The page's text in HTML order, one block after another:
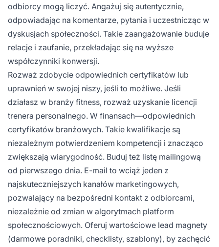
odbiorcy mogą liczyć. Angażuj się autentycznie,
odpowiadając na komentarze, pytania i uczestnicząc w
dyskusjach społeczności. Takie zaangażowanie buduje
relacje i zaufanie, przekładając się na wyższe
współczynniki konwersji.
Rozważ zdobycie odpowiednich certyfikatów lub
uprawnień w swojej niszy, jeśli to możliwe. Jeśli
działasz w branży fitness, rozważ uzyskanie licencji
trenera personalnego. W finansach—odpowiednich
certyfikatów branżowych. Takie kwalifikacje są
niezależnym potwierdzeniem kompetencji i znacząco
zwiększają wiarygodność. Buduj też listę mailingową
od pierwszego dnia. E-mail to wciąż jeden z
najskuteczniejszych kanałów marketingowych,
pozwalający na bezpośredni kontakt z odbiorcami,
niezależnie od zmian w algorytmach platform
społecznościowych. Oferuj wartościowe lead magnety
(darmowe poradniki, checklisty, szablony), by zachęcić